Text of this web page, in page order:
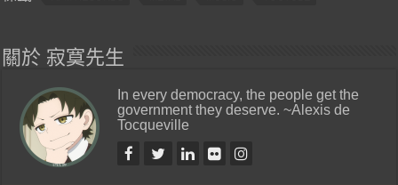
關於 寂寞先生
In every democracy, the people get the
government they deserve. ~Alexis de
Tocqueville